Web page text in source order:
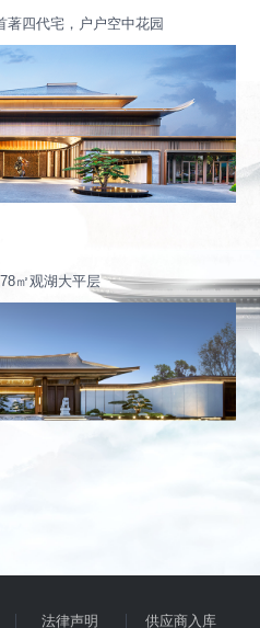
著四代宅，户户空中花园
㎡观湖大平层
法律声明 供应商入库